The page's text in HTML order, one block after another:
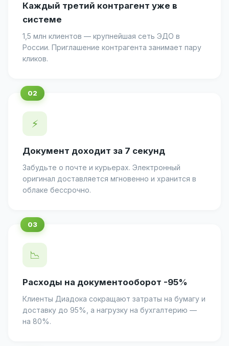
Каждый третий контрагент уже в
системе
1,5 млн клиентов — крупнейшая сеть ЭДО в
России. Приглашение контрагента занимает пару
кликов.
⚡
Документ доходит за 7 секунд
Забудьте о почте и курьерах. Электронный
оригинал доставляется мгновенно и хранится в
облаке бессрочно.
📉
Расходы на документооборот -95%
Клиенты Диадока сокращают затраты на бумагу и
доставку до 95%, а нагрузку на бухгалтерию —
на 80%.